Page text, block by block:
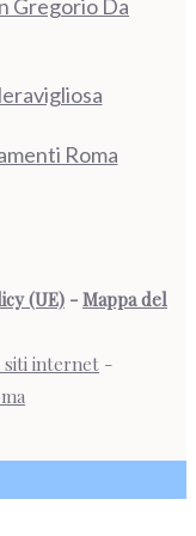
Gregorio Da
(UE) - Mappa del
siti internet -